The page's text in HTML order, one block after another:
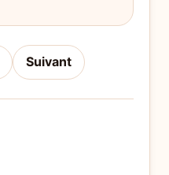
Suivant